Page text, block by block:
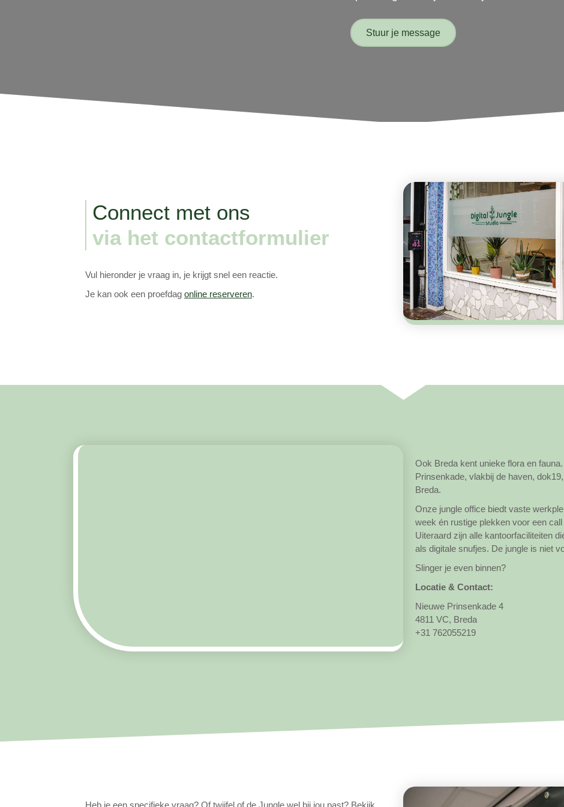
Stuur je message
Connect met ons
via het contactformulier
Vul hieronder je vraag in, je krijgt snel een reactie.
Je kan ook een proefdag online reserveren.
Ook Breda kent unieke flora en
Prinsenkade, vlakbij de haven,
Breda.
Onze jungle office biedt vaste
week én rustige plekken voor een call
Uiteraard zijn alle kantoorfaciliteiten
als digitale snufjes. De jungle is niet
Slinger je even binnen?
Locatie & Contact:
Nieuwe Prinsenkade 4
4811 VC, Breda
+31 762055219
Heb je een specifieke vraag? Of twijfel of de Jungle wel bij jou past? Bekijk